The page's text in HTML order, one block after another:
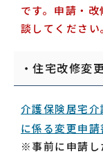
です。申請・
談してください
・住宅改修変
介護保険居宅
に係る変更申請
※事前に申請し